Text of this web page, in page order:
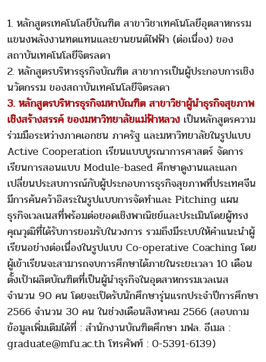
1. หลักสูตรเทคโนโลยีบัณฑิต สาขาวิชาเทคโนโลยีอุตสาหกรรม
แขนงพลังงานทดแทนและยานยนต์ไฟฟ้า (ต่อเนื่อง) ของ
สถาบันเทคโนโลยีจิตรลดา
2. หลักสูตรบริหารธุรกิจบัณฑิต สาขาการเป็นผู้ประกอบการเชิง
นวัตกรรม ของสถาบันเทคโนโลยีจิตรลดา
3. หลักสูตรบริหารธุรกิจมหาบัณฑิต สาขาวิชาผู้นำธุรกิจสุขภาพ
เชิงสร้างสรรค์ ของมหาวิทยาลัยแม่ฟ้าหลวง เป็นหลักสูตรความ
ร่วมมือระหว่างภาคเอกชน ภาครัฐ และมหาวิทยาลัยในรูปแบบ
Active Cooperation เรียนแบบบูรณาการศาสตร์ จัดการ
เรียนการสอนแบบ Module-based ศึกษาดูงานและแลก
เปลี่ยนประสบการณ์กับผู้ประกอบการธุรกิจสุขภาพที่ประเทศจีน
มีการค้นคว้าอิสระในรูปแบบการจัดทำและ Pitching แผน
ธุรกิจเวลเนสที่พร้อมต่อยอดเชิงพาณิชย์และประเมินโดยผู้ทรง
คุณวุฒิที่ได้รับการยอมรับในวงการ รวมถึงมีระบบให้คำแนะนำผู้
เรียนอย่างต่อเนื่องในรูปแบบ Co-operative Coaching โดย
ผู้เข้าเรียนจะสามารถจบการศึกษาได้ภายในระยะเวลา 10 เดือน
ตั้งเป้าผลิตบัณฑิตที่เป็นผู้นำธุรกิจในอุตสาหกรรมเวลเนส
จำนวน 90 คน โดยจะเปิดรับนักศึกษารุ่นแรกประจำปีการศึกษา
2566 จำนวน 30 คน ในช่วงเดือนสิงหาคม 2566 (สอบถาม
ข้อมูลเพิ่มเติมได้ที่ : สำนักงานบัณฑิตศึกษา มฟล. อีเมล :
graduate@mfu.ac.th โทรศัพท์ : 0-5391-6139)